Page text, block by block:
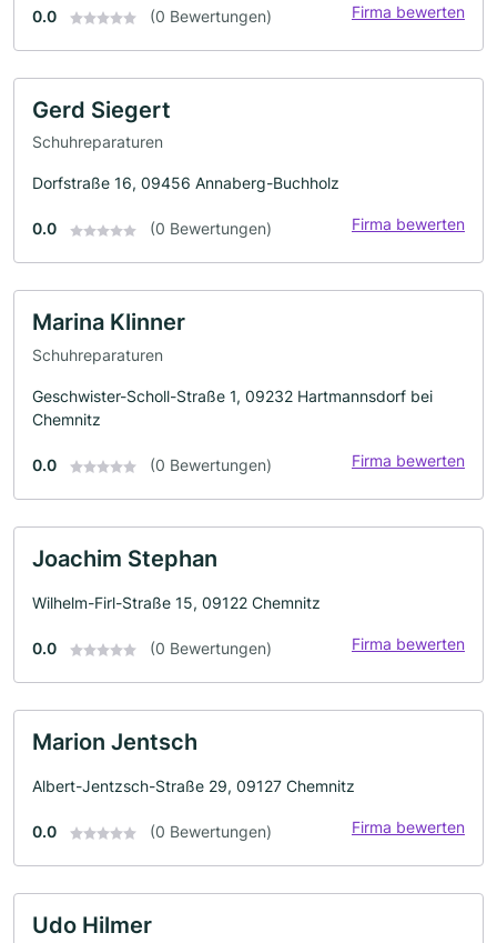
0.0 (0 Bewertungen) Firma bewerten
Gerd Siegert
Schuhreparaturen
Dorfstraße 16, 09456 Annaberg-Buchholz
0.0 (0 Bewertungen) Firma bewerten
Marina Klinner
Schuhreparaturen
Geschwister-Scholl-Straße 1, 09232 Hartmannsdorf bei
Chemnitz
0.0 (0 Bewertungen) Firma bewerten
Joachim Stephan
Wilhelm-Firl-Straße 15, 09122 Chemnitz
0.0 (0 Bewertungen) Firma bewerten
Marion Jentsch
Albert-Jentzsch-Straße 29, 09127 Chemnitz
0.0 (0 Bewertungen) Firma bewerten
Udo Hilmer